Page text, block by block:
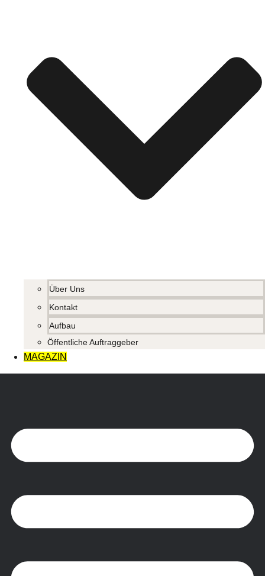
Über Uns
Kontakt
Aufbau
Öffentliche Auftraggeber
MAGAZIN